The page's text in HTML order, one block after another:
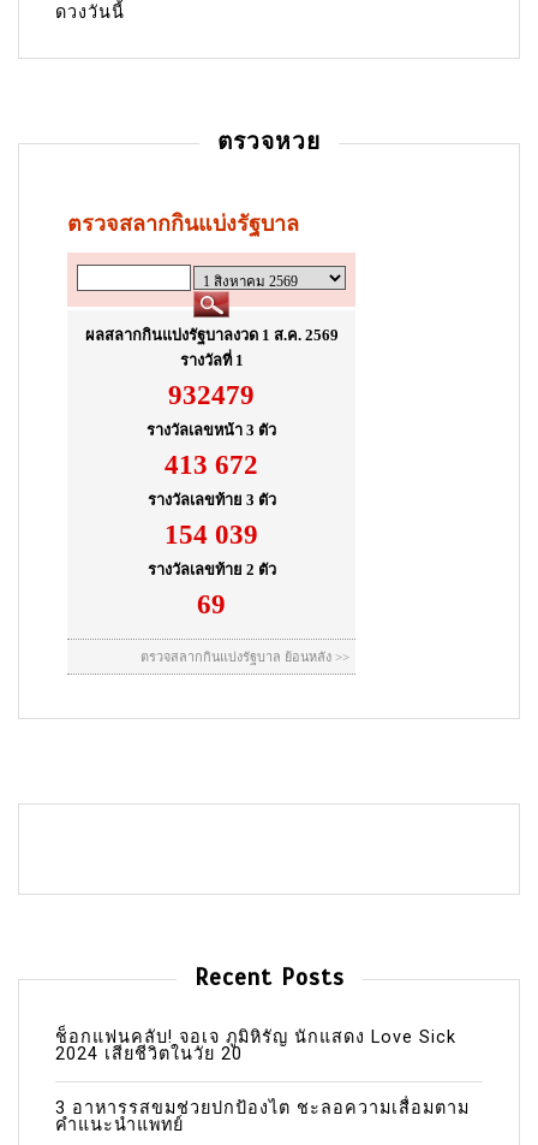
ดวงวันนี้
ตรวจหวย
Recent Posts
ช็อกแฟนคลับ! จอเจ ภูมิหิรัญ นักแสดง Love Sick
2024 เสียชีวิตในวัย 20
3 อาหารรสขมช่วยปกป้องไต ชะลอความเสื่อมตาม
คำแนะนำแพทย์